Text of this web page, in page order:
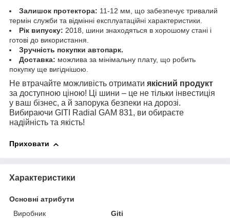
Залишок протектора: 11-12 мм, що забезпечує тривалий
термін служби та відмінні експлуатаційні характеристики.
Рік випуску: 2018, шини знаходяться в хорошому стані і
готові до використання.
Зручність покупки автопарк.
Доставка: можлива за мінімальну плату, що робить
покупку ще вигіднішою.
Не втрачайте можливість отримати якісний продукт
за доступною ціною! Ці шини – це не тільки інвестиція
у ваш бізнес, а й запорука безпеки на дорозі.
Вибираючи GITI Radial GAM 831, ви обираєте
надійність та якість!
Приховати
Характеристики
Основні атрибути
Виробник
Giti